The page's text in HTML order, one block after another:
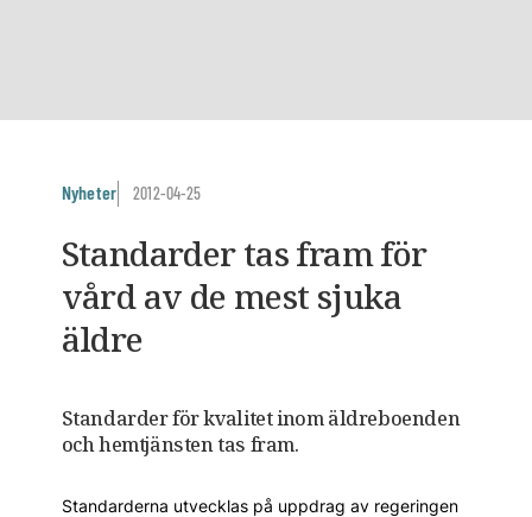
Nyheter 2012-04-25
Standarder tas fram för
vård av de mest sjuka
äldre
Standarder för kvalitet inom äldreboenden
och hemtjänsten tas fram.
Standarderna utvecklas på uppdrag av regeringen